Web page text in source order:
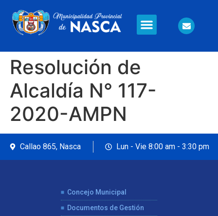
Resolución de
Alcaldía N° 117-
2020-AMPN
Callao 865, Nasca Lun - Vie 8:00 am - 3:30 pm
Concejo Municipal
Documentos de Gestión